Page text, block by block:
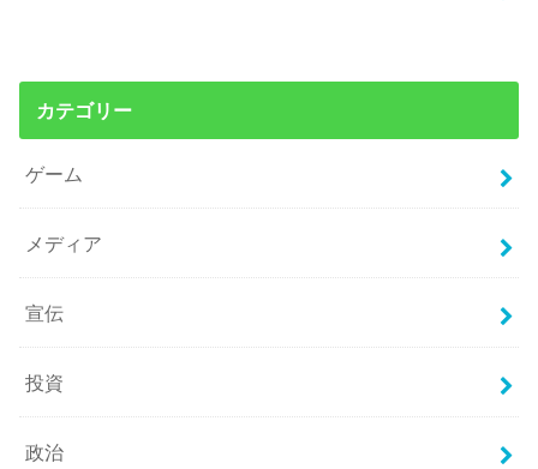
カテゴリー
ゲーム
メディア
宣伝
投資
政治